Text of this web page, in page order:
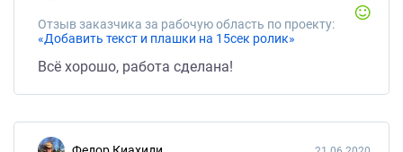
Отзыв заказчика за рабочую область по проекту:
«Добавить текст и плашки на 15сек ролик»
Всё хорошо, работа сделана!